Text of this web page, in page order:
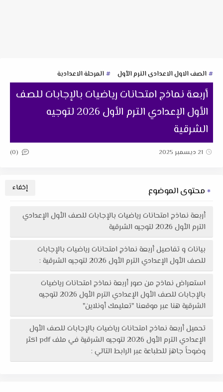
الصف الاول الاعدادى الترم الأول المرحلة الاعدادية
أربعة نماذج امتحانات رياضيات بالإجابات للصف
الأول الإعدادي الترم الأول 2026 لتوجيه
الشرقية
21 ديسمبر 2025 (0)
محتوى الموضوع
أربعة نماذج امتحانات رياضيات بالإجابات للصف الأول الإعدادي
الترم الأول 2026 لتوجيه الشرقية
بيانات و تفاصيل أربعة نماذج امتحانات رياضيات بالإجابات
للصف الأول الإعدادي الترم الأول 2026 لتوجيه الشرقية :
استعراض نماذج من صور أربعة نماذج امتحانات رياضيات
بالإجابات للصف الأول الإعدادي الترم الأول 2026 لتوجيه
الشرقية هنا عبر موقعنا "تعليمك أونلاين"
تحميل أربعة نماذج امتحانات رياضيات بالإجابات للصف الأول
الإعدادي الترم الأول 2026 لتوجيه الشرقية في ملف pdf اكثر
وضوحاً جاهز للطباعة عبر الرابط التالي :